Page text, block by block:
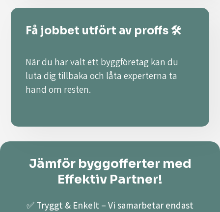
Få jobbet utfört av proffs 🛠️
När du har valt ett byggföretag kan du
luta dig tillbaka och låta experterna ta
hand om resten.
Jämför byggofferter med
Effektiv Partner!
✅ Tryggt & Enkelt – Vi samarbetar endast